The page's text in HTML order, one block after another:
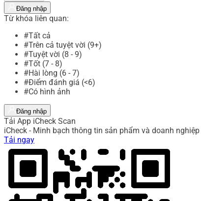
Đăng nhập
Từ khóa liên quan:
#Tất cả
#Trên cả tuyệt vời (9+)
#Tuyệt vời (8 - 9)
#Tốt (7 - 8)
#Hài lòng (6 - 7)
#Điểm đánh giá (<6)
#Có hình ảnh
Đăng nhập
Tải App iCheck Scan
iCheck - Minh bạch thông tin sản phẩm và doanh nghiệp
Tải ngay